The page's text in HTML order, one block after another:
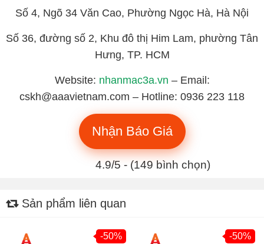
Số 4, Ngõ 34 Văn Cao, Phường Ngọc Hà, Hà Nội
Số 36, đường số 2, Khu đô thị Him Lam, phường Tân
Hưng, TP. HCM
Website: nhanmac3a.vn – Email:
cskh@aaavietnam.com – Hotline: 0936 223 118
Nhận Báo Giá
4.9/5 - (149 bình chọn)
Sản phẩm liên quan
-50% -50%